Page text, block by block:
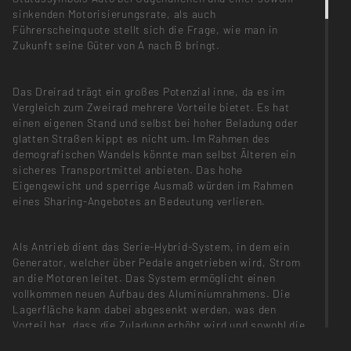
sinkenden Motorisierungsrate, als auch
Führerscheinquote stellt sich die Frage, wie man in
Zukunft seine Güter von A nach B bringt.
Das Dreirad trägt ein großes Potenzial inne, da es im
Vergleich zum Zweirad mehrere Vorteile bietet. Es hat
einen eigenen Stand und selbst bei hoher Beladung oder
glatten Straßen kippt es nicht um. Im Rahmen des
demografischen Wandels könnte man selbst Älteren ein
sicheres Transportmittel anbieten. Das hohe
Eigengewicht und sperrige Ausmaß würden im Rahmen
eines Sharing-Angebotes an Bedeutung verlieren.
Als Antrieb dient das Serie-Hybrid-System, in dem ein
Generator, welcher über Pedale angetrieben wird, Strom
an die Motoren leitet. Das System ermöglicht einen
vollkommen neuen Aufbau des Aluminiumrahmens. Die
Lagerfläche kann dabei abgesenkt werden, was den
Vorteil hat, dass die Zuladung erhöht wird und sowohl die